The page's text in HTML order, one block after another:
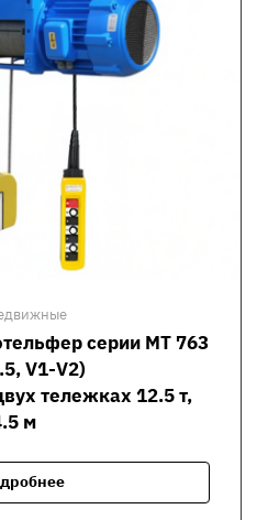
серии MT 763
V1-V2)
тележках 12.5 т,
м